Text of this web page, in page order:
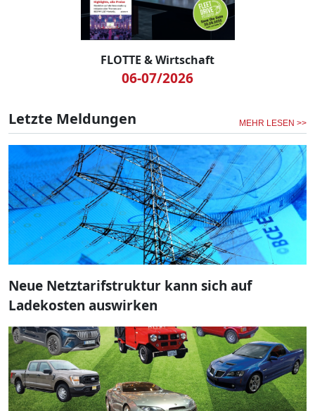
FLOTTE & Wirtschaft
06-07/2026
Letzte Meldungen MEHR LESEN >>
Neue Netztarifstruktur kann sich auf
Ladekosten auswirken